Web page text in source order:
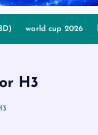
world cup 2026
H3